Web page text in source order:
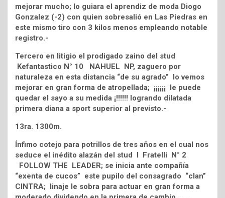
mejorar mucho; lo guiara el aprendiz de moda Diogo
Gonzalez (-2) con quien sobresalió en Las Piedras en
este mismo tiro con 3 kilos menos empleando notable
registro.-
Tercero en litigio el prodigado zaino del stud
Kefantastico N° 10 NAHUEL NP, zaguero por
naturaleza en esta distancia “de su agrado” lo vemos
mejorar en gran forma de atropellada; ¡¡¡¡¡¡ le puede
quedar el sayo a su medida ¡!!!!!! logrando dilatada
primera diana a sport superior al previsto.-
13ra. 1300m.
Ínfimo cotejo para potrillos de tres años en el cual nos
seduce el inédito alazán del stud I Fratelli N° 2
FOLLOW THE LEADER; se inicia ante compañía
“exenta de cucos” este pupilo del consagrado “clan”
CINTRA; linaje le sobra para actuar en gran forma a